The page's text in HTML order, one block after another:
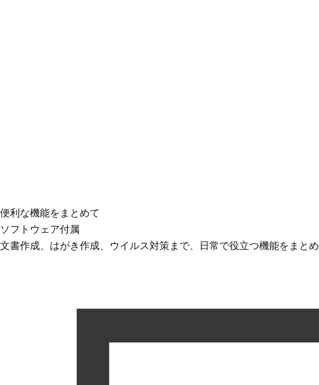
便利な機能をまとめて
ソフトウェア付属
文書作成、はがき作成、ウイルス対策まで、日常で役立つ機能をまと